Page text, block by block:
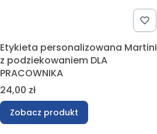
Etykieta personalizowana Martini
z podziekowaniem DLA
PRACOWNIKA
Cena
24,00 zł
Zobacz produkt